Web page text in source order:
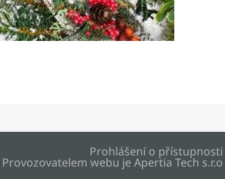
Prohlášení o přístupnosti
Provozovatelem webu jeApertia Tech s.r.o